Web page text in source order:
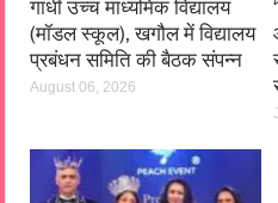
गांधी उच्च माध्यमिक विद्यालय
(मॉडल स्कूल), खगौल में विद्यालय
प्रबंधन समिति की बैठक संपन्न
August 06, 2026